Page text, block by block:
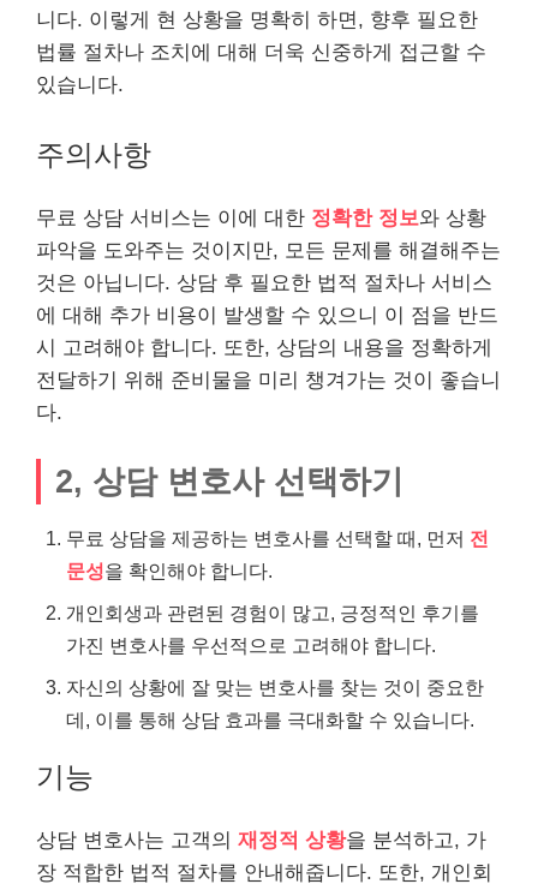
니다. 이렇게 현 상황을 명확히 하면, 향후 필요한
법률 절차나 조치에 대해 더욱 신중하게 접근할 수
있습니다.
주의사항
무료 상담 서비스는 이에 대한 정확한 정보와 상황
파악을 도와주는 것이지만, 모든 문제를 해결해주는
것은 아닙니다. 상담 후 필요한 법적 절차나 서비스
에 대해 추가 비용이 발생할 수 있으니 이 점을 반드
시 고려해야 합니다. 또한, 상담의 내용을 정확하게
전달하기 위해 준비물을 미리 챙겨가는 것이 좋습니
다.
2, 상담 변호사 선택하기
무료 상담을 제공하는 변호사를 선택할 때, 먼저 전
문성을 확인해야 합니다.
개인회생과 관련된 경험이 많고, 긍정적인 후기를
가진 변호사를 우선적으로 고려해야 합니다.
자신의 상황에 잘 맞는 변호사를 찾는 것이 중요한
데, 이를 통해 상담 효과를 극대화할 수 있습니다.
기능
상담 변호사는 고객의 재정적 상황을 분석하고, 가
장 적합한 법적 절차를 안내해줍니다. 또한, 개인회